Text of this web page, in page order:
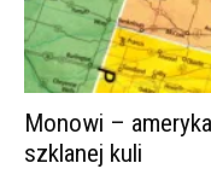
Monowi –
szklanej kuli